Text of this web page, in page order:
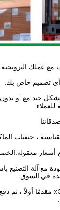
عملك الترويجية
أي تصميم خاص بك.
جيد مع أو بدون
، حنفيات
مع آلة التصنيع
في السوق.